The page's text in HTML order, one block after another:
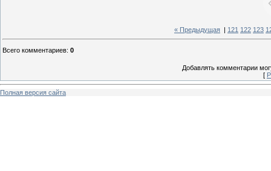
« Предыдущая 121 122 123
Всего комментариев: 0
Добавлять комментарии
[
Полная версия сайта